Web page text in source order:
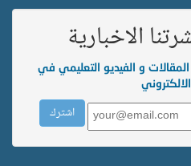
الاخبارية
و الفيديو التعليمي في